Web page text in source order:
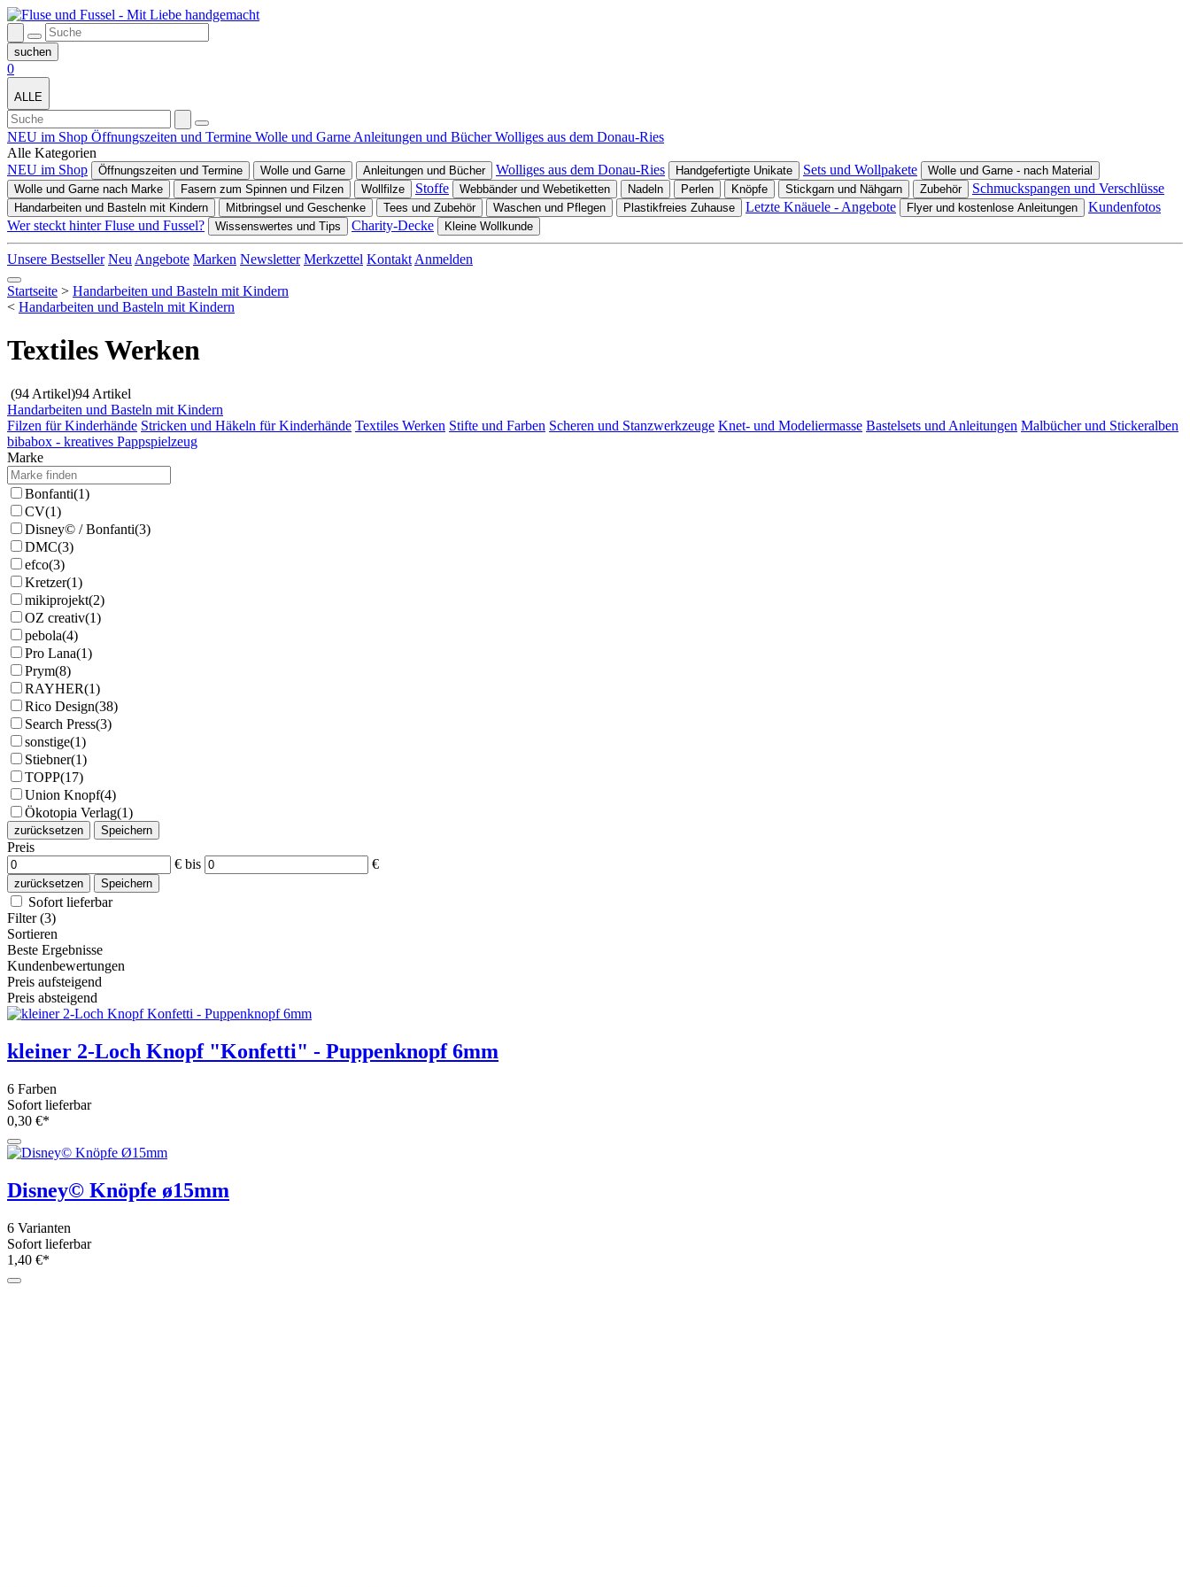
0
ALLE
NEU im Shop Öffnungszeiten und Termine Wolle und Garne Anleitungen und BücherWolliges aus dem Donau-Ries
Alle Kategorien
NEU im Shop
Öffnungszeiten und Termine Wolle und Garne Anleitungen und Bücher Wolliges aus dem Donau-Ries Handgefertigte Unikate Sets und Wollpakete
Wolle und Garne - nach Material
Wolle und Garne nach Marke
Fasern zum Spinnen und Filzen Wollfilze Stoffe Webbänder und Webetiketten Nadeln Perlen Knöpfe Stickgarn und Nähgarn Zubehör Schmuckspangen und Verschlüsse
Handarbeiten und Basteln mit Kindern Mitbringsel und Geschenke Tees und Zubehör Waschen und Pflegen Plastikfreies Zuhause Letzte Knäuele - Angebote Flyer und kostenlose Anleitungen
Kundenfotos
Wer steckt hinter Fluse und Fussel?
Wissenswertes und Tips Charity-Decke Kleine Wollkunde
Unsere Bestseller Neu Angebote Marken Newsletter Merkzettel Kontakt Anmelden
Startseite > Handarbeiten und Basteln mit Kindern
< Handarbeiten und Basteln mit Kindern
Textiles Werken
(94 Artikel)94 Artikel
Handarbeiten und Basteln mit Kindern
Filzen für Kinderhände Stricken und Häkeln für Kinderhände Textiles Werken Stifte und Farben Scheren und Stanzwerkzeuge Knet- und Modeliermasse Bastelsets und Anleitungen Malbücher und Stickeralben
bibabox - kreatives Pappspielzeug
Marke
Bonfanti(1)
CV(1)
Disney© / Bonfanti(3)
DMC(3)
efco(3)
Kretzer(1)
mikiprojekt(2)
OZ creativ(1)
pebola(4)
Pro Lana(1)
Prym(8)
RAYHER(1)
Rico Design(38)
Search Press(3)
sonstige(1)
Stiebner(1)
TOPP(17)
Union Knopf(4)
Ökotopia Verlag(1)
zurücksetzen Speichern
Preis
€ bis €
zurücksetzen Speichern
Sofort lieferbar
Filter (3)
Sortieren
Beste Ergebnisse
Kundenbewertungen
Preis aufsteigend
Preis absteigend
kleiner 2-Loch Knopf "Konfetti" - Puppenknopf 6mm
6 Farben
Sofort lieferbar
0,30 €*
Disney© Knöpfe ø15mm
6 Varianten
Sofort lieferbar
1,40 €*